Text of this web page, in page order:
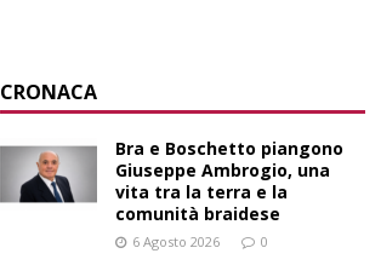
CRONACA
Bra e Boschetto piangono
Giuseppe Ambrogio, una
vita tra la terra e la
comunità braidese
6 Agosto 2026 0